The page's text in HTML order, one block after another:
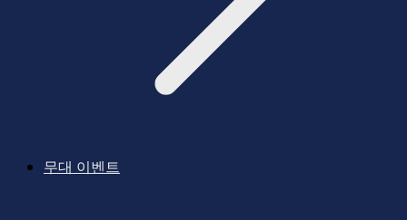
무대 이벤트